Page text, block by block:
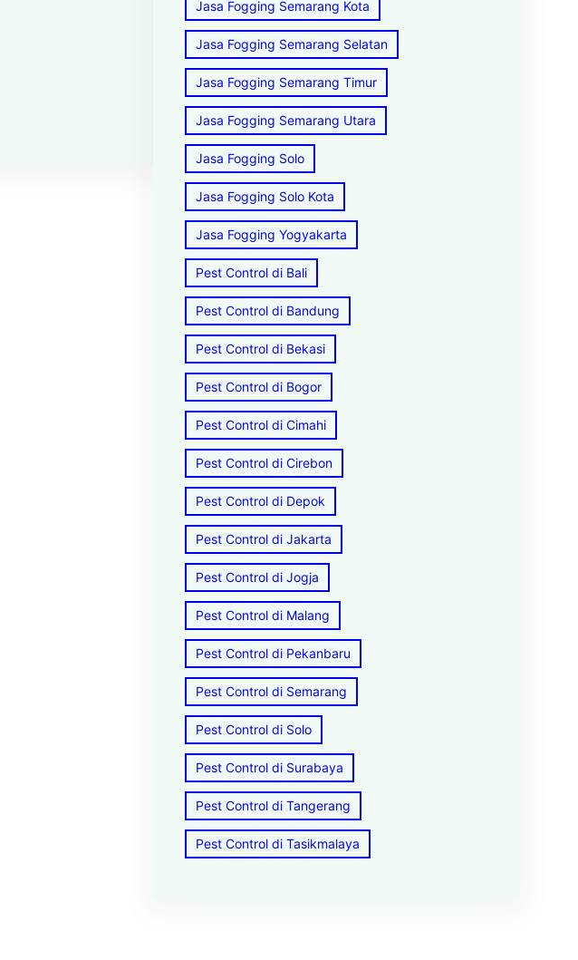
Jasa Fogging Semarang Kota
Jasa Fogging Semarang Selatan
Jasa Fogging Semarang Timur
Jasa Fogging Semarang Utara
Jasa Fogging Solo
Jasa Fogging Solo Kota
Jasa Fogging Yogyakarta
Pest Control di Bali
Pest Control di Bandung
Pest Control di Bekasi
Pest Control di Bogor
Pest Control di Cimahi
Pest Control di Cirebon
Pest Control di Depok
Pest Control di Jakarta
Pest Control di Jogja
Pest Control di Malang
Pest Control di Pekanbaru
Pest Control di Semarang
Pest Control di Solo
Pest Control di Surabaya
Pest Control di Tangerang
Pest Control di Tasikmalaya